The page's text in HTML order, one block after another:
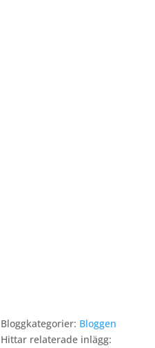
Bloggkategorier: Bloggen
Hittar relaterade inlägg: